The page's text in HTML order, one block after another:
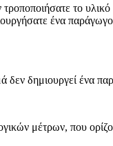
το υλικό
ένα
δημιουργεί ένα
μέτρων, που